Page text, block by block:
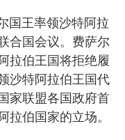
国王率领沙特阿拉
合国会议。费萨尔
拉伯王国将拒绝履
沙特阿拉伯王国代
家联盟各国政府首
拉伯国家的立场。